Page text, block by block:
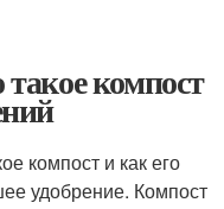
компост
компост и как его
удобрение. Компост